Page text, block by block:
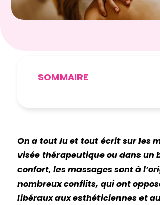
SOMMAIRE
On a tout lu et tout écrit sur les
visée thérapeutique ou dans un
confort, les massages sont à
nombreux conflits, qui ont
libéraux aux esthéticiennes et